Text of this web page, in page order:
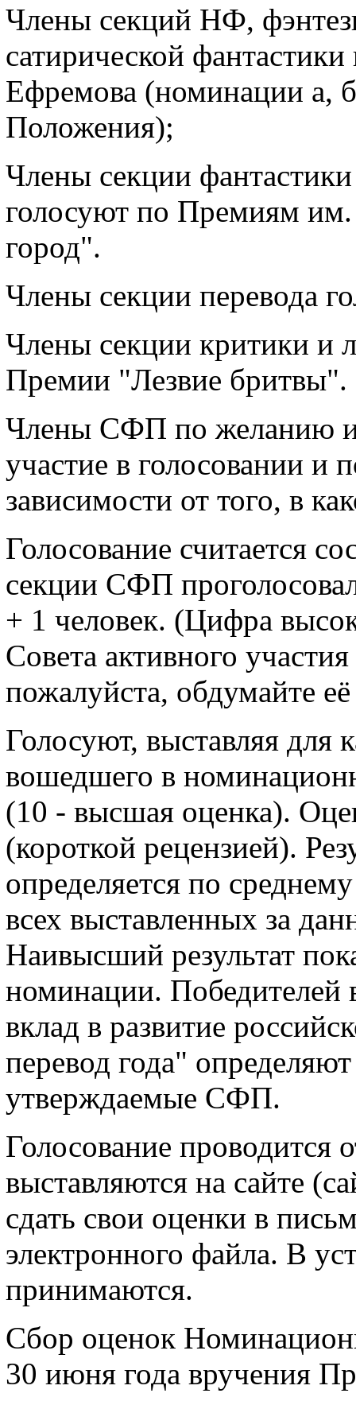
Члены секций НФ,
сатирической
Ефремова (номинации а,
Положения);
Члены секции
голосуют по Премиям
город".
Члены секции перевода
Члены секции критики и
Премии "Лезвие бритвы".
Члены СФП по желанию
участие в голосовании и
зависимости от того, в
Голосование считается
секции СФП
+ 1 человек. (Цифра
Совета активного
пожалуйста, обдумайте
Голосуют, выставляя для
вошедшего в
(10 - высшая оценка).
(короткой рецензией).
определяется по
всех выставленных за
Наивысший результат
номинации.
вклад в развитие
перевод года"
утверждаемые СФП.
Голосование проводится
выставляются на сайте
сдать свои оценки в
электронного файла. В
принимаются.
Сбор оценок
30 июня года вручения